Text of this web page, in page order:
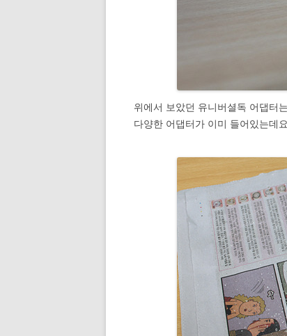
위에서 보았던 유니버셜독 어댑터
다양한 어댑터가 이미 들어있는데